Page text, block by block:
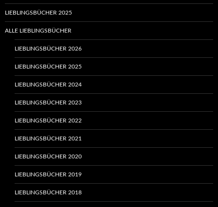
LIEBLINGSBÜCHER 2025
ALLE LIEBLINGSBÜCHER
LIEBLINGSBÜCHER 2026
LIEBLINGSBÜCHER 2025
LIEBLINGSBÜCHER 2024
LIEBLINGSBÜCHER 2023
LIEBLINGSBÜCHER 2022
LIEBLINGSBÜCHER 2021
LIEBLINGSBÜCHER 2020
LIEBLINGSBÜCHER 2019
LIEBLINGSBÜCHER 2018